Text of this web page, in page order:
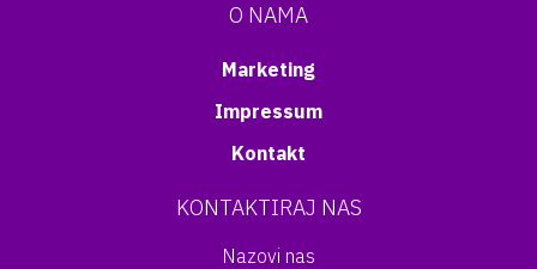
O NAMA
Marketing
Impressum
Kontakt
KONTAKTIRAJ NAS
Nazovi nas